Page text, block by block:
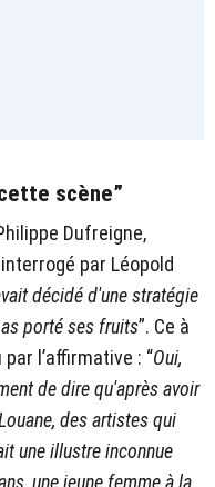
scène”
Dufreigne,
par Léopold
décidé d'une stratégie
porté ses fruits”. Ce à
l’affirmative : “Oui,
de dire qu'après avoir
des artistes qui
une illustre inconnue
une jeune femme à la